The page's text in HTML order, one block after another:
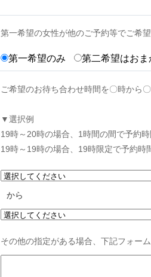
第一希望の女性が他のご予約等でご希
第一希望のみ 第二希望はおま
ご希望のお待ち合わせ時間を〇時から
▼選択例
19時～20時の場合、1時間の間で予約時
19時～19時の場合、19時限定で予約時
から
その他の指定がある場合、下記フォー